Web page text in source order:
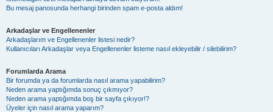
Bu mesaj panosunda herhangi birinden spam e-posta aldım!
Arkadaşlar ve Engellenenler
Arkadaşlarım ve Engellenenler listesi nedir?
Kullanıcıları Arkadaşlar veya Engellenenler listeme nasıl ekleyebilir / silebilirim?
Forumlarda Arama
Bir forumda ya da forumlarda nasıl arama yapabilirim?
Neden arama yaptığımda sonuç çıkmıyor?
Neden arama yaptığımda boş bir sayfa çıkıyor!?
Üyeler için nasıl arama yaparım?